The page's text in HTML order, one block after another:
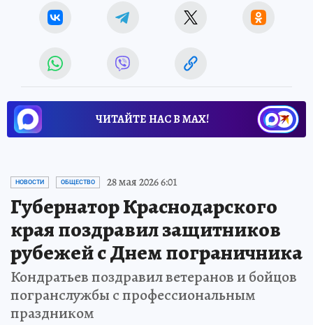
ЧИТАЙТЕ НАС В МАХ!
НОВОСТИ ОБЩЕСТВО 28 мая 2026 6:01
Губернатор Краснодарского
края поздравил защитников
рубежей с Днем пограничника
Кондратьев поздравил ветеранов и бойцов
погранслужбы с профессиональным
праздником